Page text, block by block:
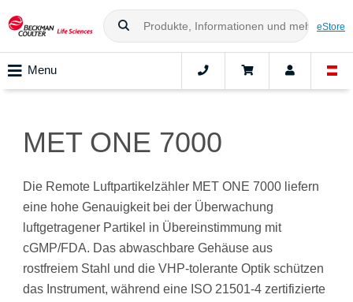
eStore
Menu
MET ONE 7000
Die Remote Luftpartikelzähler MET ONE 7000 liefern
eine hohe Genauigkeit bei der Überwachung
luftgetragener Partikel in Übereinstimmung mit
cGMP/FDA. Das abwaschbare Gehäuse aus
rostfreiem Stahl und die VHP-tolerante Optik schützen
das Instrument, während eine ISO 21501-4 zertifizierte